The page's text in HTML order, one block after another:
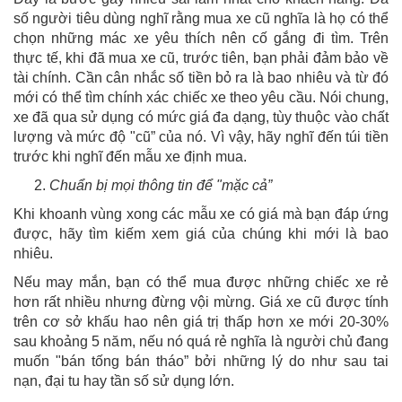
số người tiêu dùng nghĩ rằng mua xe cũ nghĩa là họ có thể
chọn những mác xe yêu thích nên cố gắng đi tìm. Trên
thực tế, khi đã mua xe cũ, trước tiên, bạn phải đảm bảo về
tài chính. Cần cân nhắc số tiền bỏ ra là bao nhiêu và từ đó
mới có thể tìm chính xác chiếc xe theo yêu cầu. Nói chung,
xe đã qua sử dụng có mức giá đa dạng, tùy thuộc vào chất
lượng và mức độ "cũ” của nó. Vì vậy, hãy nghĩ đến túi tiền
trước khi nghĩ đến mẫu xe định mua.
Chuẩn bị mọi thông tin để "mặc cả”
Khi khoanh vùng xong các mẫu xe có giá mà bạn đáp ứng
được, hãy tìm kiếm xem giá của chúng khi mới là bao
nhiêu.
Nếu may mắn, bạn có thể mua được những chiếc xe rẻ
hơn rất nhiều nhưng đừng vội mừng. Giá xe cũ được tính
trên cơ sở khấu hao nên giá trị thấp hơn xe mới 20-30%
sau khoảng 5 năm, nếu nó quá rẻ nghĩa là người chủ đang
muốn "bán tống bán tháo” bởi những lý do như sau tai
nạn, đại tu hay tần số sử dụng lớn.